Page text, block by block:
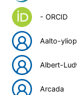
- ORCID
Aalto-
Albert-
Arcada